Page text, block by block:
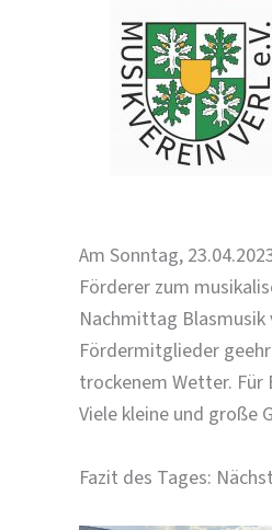
Am Sonntag,
Förderer zum
Nachmittag Blasmusik
Fördermitglieder
trockenem Wetter. Für
Viele kleine und große
Fazit des Tages: